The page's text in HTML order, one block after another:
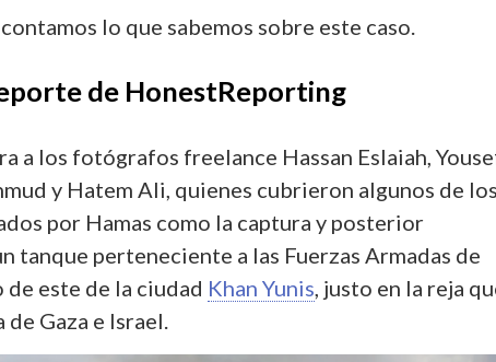
lo que sabemos sobre este caso.
de HonestReporting
a los fotógrafos freelance Hassan Eslaiah,
y Hatem Ali, quienes cubrieron algunos de los
por Hamas como la captura y posterior
tanque perteneciente a las Fuerzas Armadas de
de este de la ciudad Khan Yunis , justo en la reja
de Gaza e Israel.